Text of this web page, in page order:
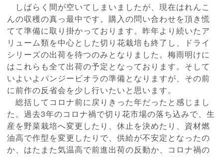
しばらく間が空いてしまいましたが、現在はれんこ
んの収穫の真っ最中です。購入の問い合わせを頂き慌
てて準備に取り掛かっております。昨年より続いたア
リューム類を中心とした切り花栽培も終了し、ドライ
シリーズの出荷を待つのみとなりました。梅雨明けに
はこれらも全て出荷の予定となっております。そして
いよいよパンジービオラの準備となりますが、その前
に前作の反省会を少し行いたいと思います。
総括してコロナ前に戻りきった年だったと感じまし
た。過去3年のコロナ禍で切り花市場の落ち込みで、生
産を野菜栽培へ変更したり、休止を決めたり、資材燃
油高で作型を変更したりで、供給が不安定となったの
か、はたまた気温高で前進出荷の反動か、コロナ禍の